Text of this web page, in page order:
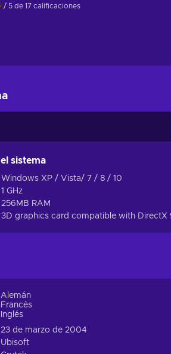
/ 5 de 17 calificaciones
sistema
Windows XP / Vista/ 7 / 8 / 10
1 GHz
256MB RAM
3D graphics card compatible with DirectX
Alemán
Francés
Inglés
23 de marzo de 2004
Ubisoft